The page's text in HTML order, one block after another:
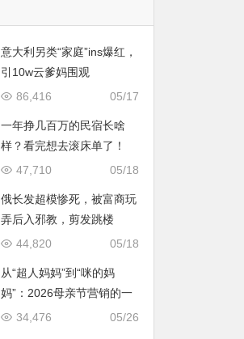
意大利另类“家庭”ins爆红，
引10w云爹妈围观
05/17
86,416
一年挣几百万的民宿长啥
样？看完想去滚床单了！
05/18
47,710
俄长发超模惨死，被富商玩
弄后入邪教，剪发跳楼
05/18
44,820
从“超人妈妈”到“咪的妈
妈”：2026母亲节营销的一
次温情破题
05/26
34,476